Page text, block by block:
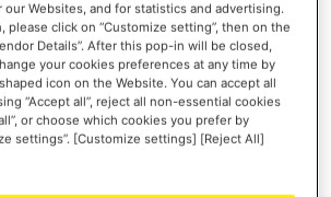
ha molti vantaggi: check-out veloce, salvare più di un
ordini e altro ancora.
CREA UN ACCOUNT
our Websites, and for statistics and advertising.
please click on “Customize setting”, then on the
Details”. After this pop-in will be closed,
your cookies preferences at any time by
icon on the Website. You can accept all
“Accept all”, reject all non-essential cookies
or choose which cookies you prefer by
settings”. [Customize settings] [Reject All]